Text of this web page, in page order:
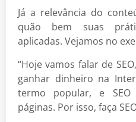
Já a relevância do
quão bem suas
aplicadas. Vejamos no
“Hoje vamos falar de
ganhar dinheiro na
termo popular, e SEO
páginas. Por isso, faça